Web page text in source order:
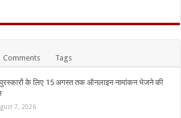
Comments Tags
के लिए 15 अगस्त तक ऑनलाइन नामांकन भेजने की
7, 2026